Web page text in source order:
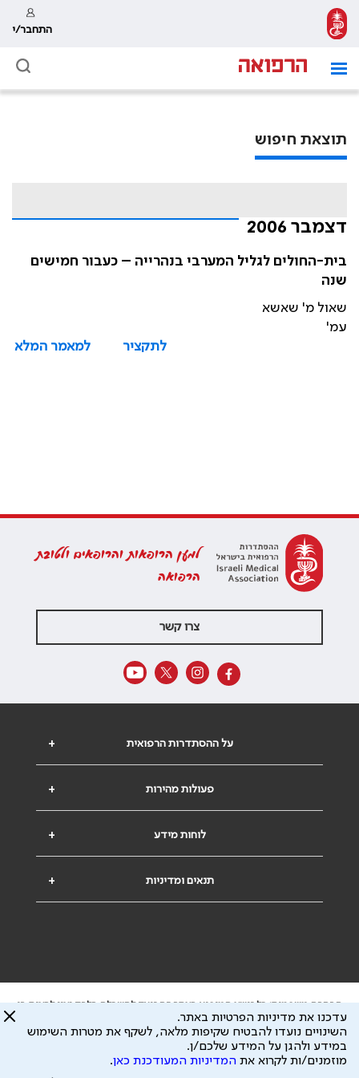
התחבר/י
תוצאת חיפוש
דצמבר 2006
בית-החולים לגליל המערבי בנהרייה – כעבור חמישים
שנה
שאול מ' שאשא
עמ'
לתקציר
למאמר המלא
למען הרופאות והרופאים ולטובת
הרפואה
צרו קשר
+ על ההסתדרות הרפואית
+ פעולות מהירות
+ לוחות מידע
+ תנאים ומדיניות
הבהרה משפטית: כל נושא המופיע באתר זה נועד להשכלה בלבד ואין לראות בו
ייעוץ רפואי או משפטי. אין הר"י אחראית לתוכן המתפרסם באתר זה ולכל נזק
שעלול להיגרם.
ידוע לי שהר"י אוספת ושומרת מידע אישי לצורך מתן השרות וכי חלק ממנו עשוי
להיות מועבר לצדדים שלישיים, הכל בכפוף ל מדיניות הפרטיות
עדכנו את מדיניות הפרטיות באתר.
השינויים נועדו להבטיח שקיפות מלאה, לשקף את מטרות השימוש
במידע ולהגן על המידע שלכם/ן.
מוזמנים/ות לקרוא את המדיניות המעודכנת כאן.